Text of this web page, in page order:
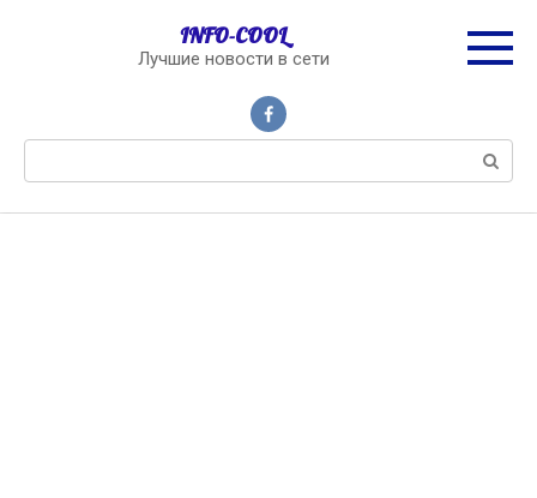
INFO-COOL
Лучшие новости в сети